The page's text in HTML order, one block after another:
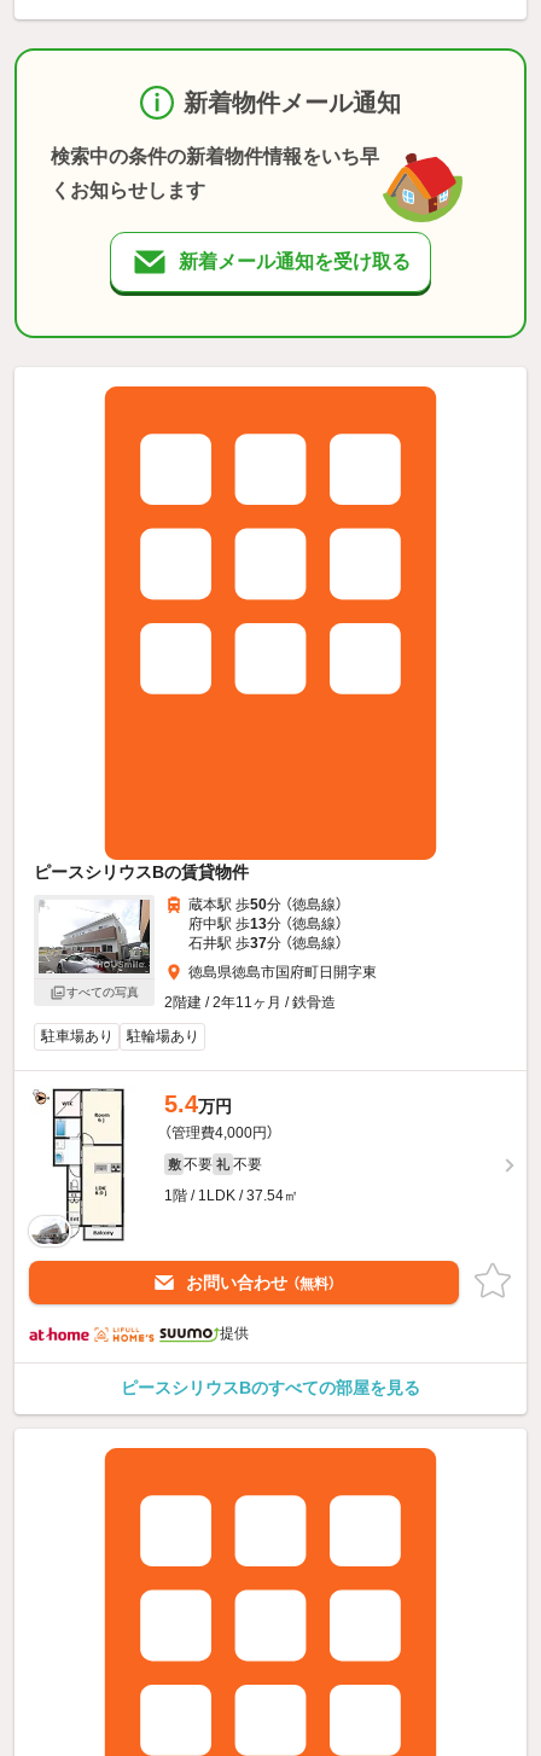
新着物件メール通知
検索中の条件の新着物件情報をいち早
くお知らせします
新着メール通知を受け取る
ピースシリウスBの賃貸物件
すべての写真
蔵本駅 歩50分 （徳島線）
府中駅 歩13分 （徳島線）
石井駅 歩37分 （徳島線）
徳島県徳島市国府町日開字東
2階建 / 2年11ヶ月 / 鉄骨造
駐車場あり
駐輪場あり
5.4万円
（管理費4,000円）
敷 不要 礼 不要
1階 / 1LDK / 37.54㎡
お問い合わせ （無料）
提供
ピースシリウスBのすべての部屋を見る